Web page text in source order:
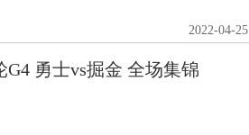
2022-04-25
勇士vs掘金 全场集锦